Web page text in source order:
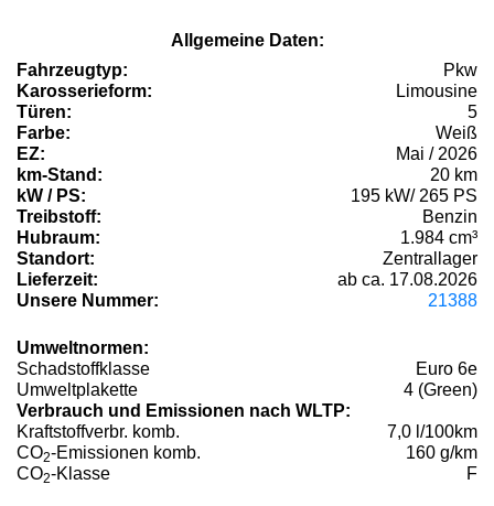
Allgemeine Daten:
Fahrzeugtyp:
Pkw
Karosserieform:
Limousine
Türen:
5
Farbe:
Weiß
EZ:
Mai / 2026
km-Stand:
20 km
kW / PS:
195 kW/ 265 PS
Treibstoff:
Benzin
Hubraum:
1.984 cm³
Standort:
Zentrallager
Lieferzeit:
ab ca. 17.08.2026
Unsere Nummer:
21388
Umweltnormen:
Schadstoffklasse
Euro 6e
Umweltplakette
4 (Green)
Verbrauch und Emissionen nach WLTP:
Kraftstoffverbr. komb.
7,0 l/100km
CO2-Emissionen komb.
160 g/km
CO2-Klasse F